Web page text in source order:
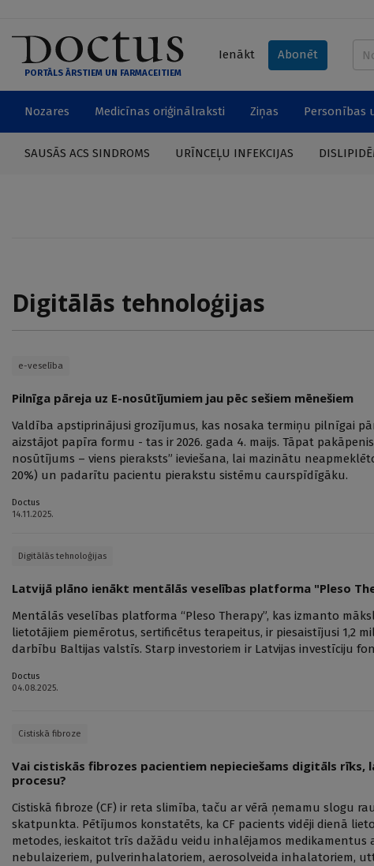
PORTĀLS ĀRSTIEM UN FARMACEITIEM
Ienākt Abonēt
Nozares Medicīnas oriģinālraksti Ziņas Personības
SAUSĀS ACS SINDROMS URĪNCEĻU INFEKCIJAS
Digitālās tehnoloģijas
e-veselība
Pilnīga pāreja uz E-nosūtījumiem jau pēc sešiem mēnešiem
Valdība apstiprinājusi grozījumus, kas nosaka termiņu pilnīgai
aizstājot papīra formu - tas ir 2026. gada 4. maijs. Tāpat
nosūtījums – viens pieraksts” ieviešana, lai mazinātu
20%) un padarītu pacientu pierakstu sistēmu caurspīdīgāku.
Doctus
14.11.2025.
Digitālās tehnoloģijas
Latvijā plāno ienākt mentālās veselības platforma "Pleso
Mentālās veselības platforma “Pleso Therapy”, kas izmanto
lietotājiem piemērotus, sertificētus terapeitus, ir piesaistījusi 1,2
darbību Baltijas valstīs. Starp investoriem ir Latvijas investīciju
Doctus
04.08.2025.
Cistiskā fibroze
Vai cistiskās fibrozes pacientiem nepieciešams digitāls rīks,
procesu?
Cistiskā fibroze (CF) ir reta slimība, taču ar vērā ņemamu slogu
skatpunkta. Pētījumos konstatēts, ka CF pacients vidēji dienā
metodes, ieskaitot trīs dažādu veidu inhalējamos medikamentus
nebulaizeriem, pulverinhalatoriem, aerosolveida inhalatoriem,